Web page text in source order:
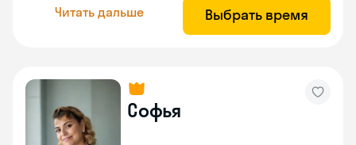
Читать дальше Выбрать время
Софья